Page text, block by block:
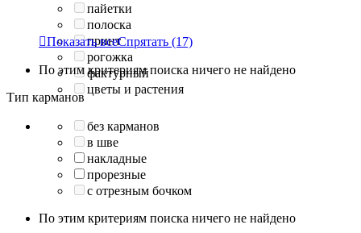
пайетки
полоска
принт
рогожка
фактурный
цветы и растения
Показать всеСпрятать (17)
По этим критериям поиска ничего не найдено
Тип карманов
без карманов
в шве
накладные
прорезные
с отрезным бочком
По этим критериям поиска ничего не найдено